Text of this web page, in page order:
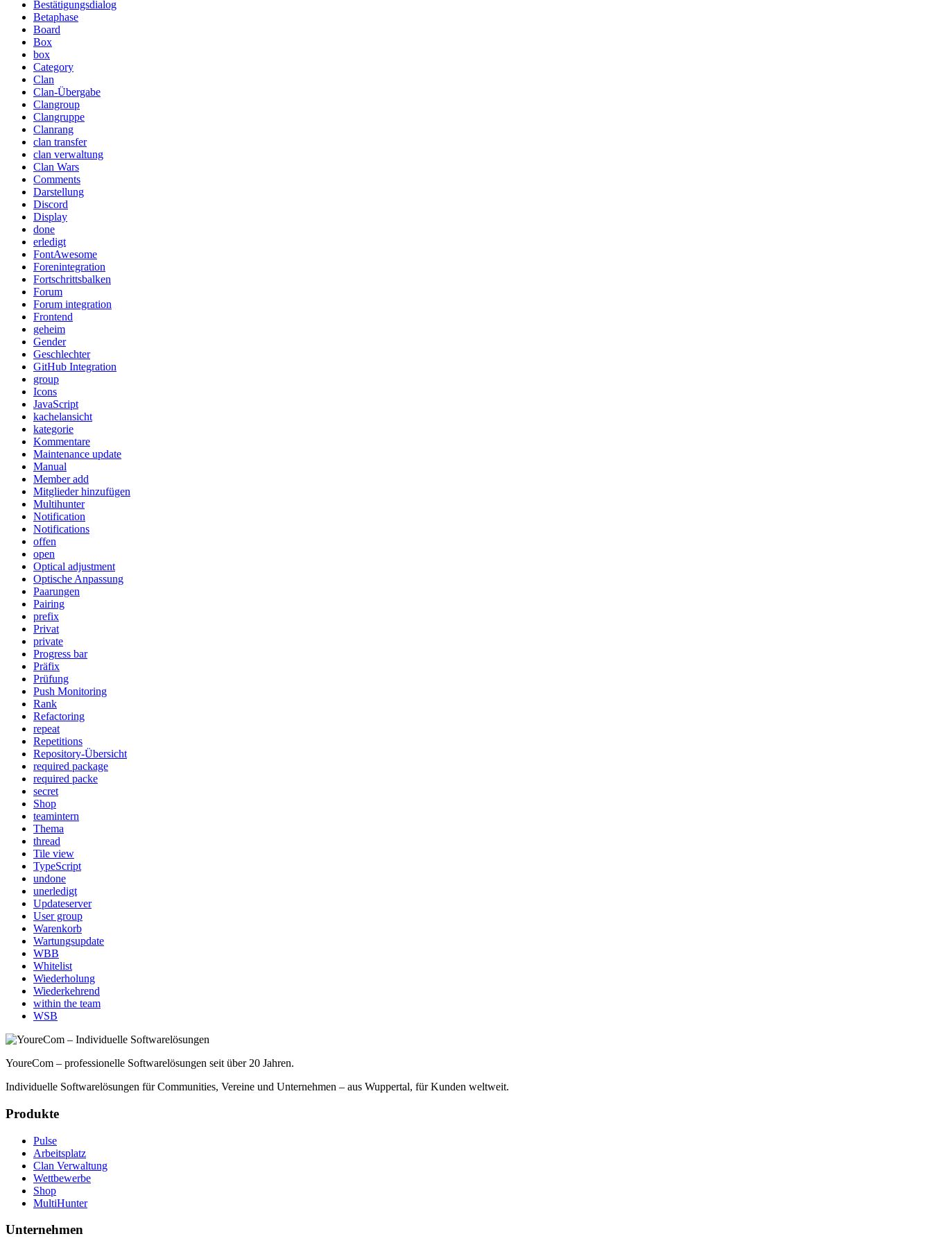
Bestätigungsdialog
Betaphase
Board
Box
box
Category
Clan
Clan-Übergabe
Clangroup
Clangruppe
Clanrang
clan transfer
clan verwaltung
Clan Wars
Comments
Darstellung
Discord
Display
done
erledigt
FontAwesome
Forenintegration
Fortschrittsbalken
Forum
Forum integration
Frontend
geheim
Gender
Geschlechter
GitHub Integration
group
Icons
JavaScript
kachelansicht
kategorie
Kommentare
Maintenance update
Manual
Member add
Mitglieder hinzufügen
Multihunter
Notification
Notifications
offen
open
Optical adjustment
Optische Anpassung
Paarungen
Pairing
prefix
Privat
private
Progress bar
Präfix
Prüfung
Push Monitoring
Rank
Refactoring
repeat
Repetitions
Repository-Übersicht
required package
required packe
secret
Shop
teamintern
Thema
thread
Tile view
TypeScript
undone
unerledigt
Updateserver
User group
Warenkorb
Wartungsupdate
WBB
Whitelist
Wiederholung
Wiederkehrend
within the team
WSB
YoureCom – professionelle Softwarelösungen seit über 20 Jahren.
Individuelle Softwarelösungen für Communities, Vereine und Unternehmen – aus Wuppertal, für Kunden weltweit.
Produkte
Pulse
Arbeitsplatz
Clan Verwaltung
Wettbewerbe
Shop
MultiHunter
Unternehmen